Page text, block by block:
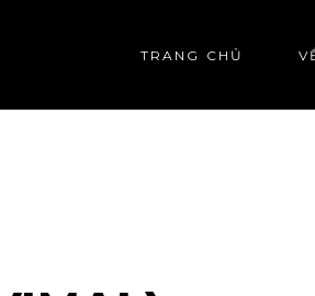
TRANG CHỦ